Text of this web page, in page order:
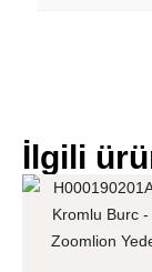
İlgili
Zoomlion